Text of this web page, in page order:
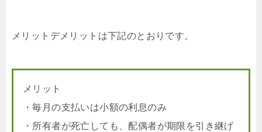
メリットデメリットは下記のとおりです。
メリット
・毎月の支払いは小額の利息のみ
・所有者が死亡しても、配偶者が期限を引き継げ